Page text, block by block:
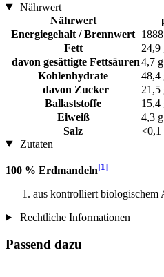
Nährwert
Nährwert
Energiegehalt / Brennwert
Fett
24,9
davon gesättigte Fettsäuren4,7 g
Kohlenhydrate
48,4
davon Zucker
21,5
Ballaststoffe
15,4
Eiweiß
4,3 g
Salz
<0,1
Zutaten
100 % Erdmandeln[1]
aus kontrolliert biologischem
Rechtliche Informationen
Passend dazu